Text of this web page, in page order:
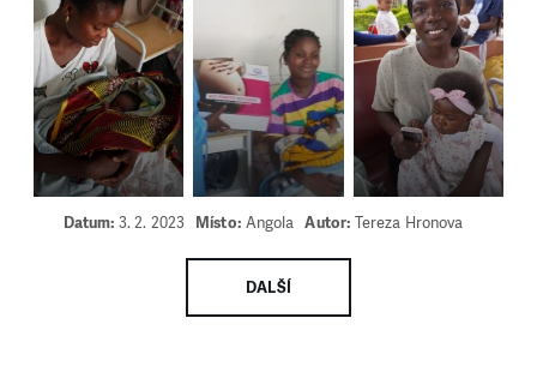
Datum:3. 2. 2023 Místo: Angola Autor:Tereza Hronova
DALŠÍ